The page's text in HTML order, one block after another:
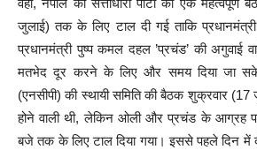
वहीं, नेपाल की सत्ताधारी पार्टी की एक महत्वपूर्ण
जुलाई) तक के लिए टाल दी गई ताकि
प्रधानमंत्री पुष्प कमल दहल ’प्रचंड’ की अगुवाई
मतभेद दूर करने के लिए और समय दिया जा सके।
(एनसीपी) की स्थायी समिति की बैठक शुक्रवार (17
होने वाली थी, लेकिन ओली और प्रचंड के आग्रह पर
बजे तक के लिए टाल दिया गया। इससे पहले दिन में